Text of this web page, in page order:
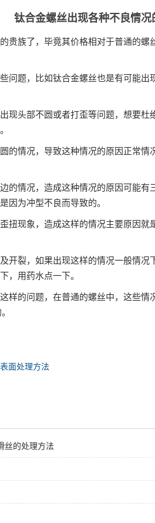
钛合金螺丝出现各种不良情况
贵族了，毕竟其价格相对于普通的
问题，比如钛合金螺丝也是有可能
现头部不圆或者打歪等问题，想要
的情况，导致这种情况的原因正常
的情况，造成这种情况的原因可能
因为冲型不良而导致的。
扭现象，造成这样的情况主要原因
开裂，如果出现这样的情况一般情
，用药水点一下。
样的问题，在普通的螺丝中，这些
面处理方法
丝的处理方法